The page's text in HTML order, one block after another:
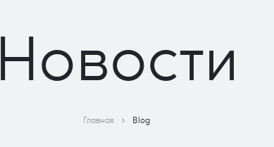
Новости
Главная Blog